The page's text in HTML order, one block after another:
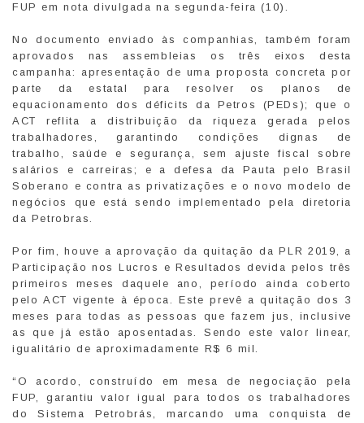
FUP em nota divulgada na segunda-feira (10).
No documento enviado às companhias, também foram
aprovados nas assembleias os três eixos desta
campanha: apresentação de uma proposta concreta por
parte da estatal para resolver os planos de
equacionamento dos déficits da Petros (PEDs); que o
ACT reflita a distribuição da riqueza gerada pelos
trabalhadores, garantindo condições dignas de
trabalho, saúde e segurança, sem ajuste fiscal sobre
salários e carreiras; e a defesa da Pauta pelo Brasil
Soberano e contra as privatizações e o novo modelo de
negócios que está sendo implementado pela diretoria
da Petrobras.
Por fim, houve a aprovação da quitação da PLR 2019, a
Participação nos Lucros e Resultados devida pelos três
primeiros meses daquele ano, período ainda coberto
pelo ACT vigente à época. Este prevê a quitação dos 3
meses para todas as pessoas que fazem jus, inclusive
as que já estão aposentadas. Sendo este valor linear,
igualitário de aproximadamente R$ 6 mil.
“O acordo, construído em mesa de negociação pela
FUP, garantiu valor igual para todos os trabalhadores
do Sistema Petrobrás, marcando uma conquista de